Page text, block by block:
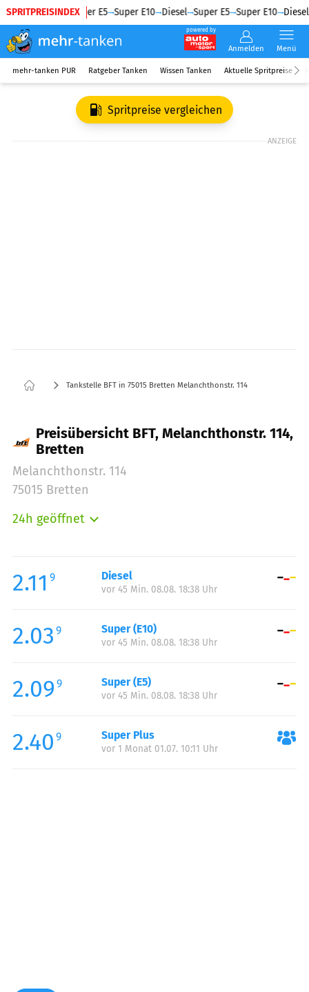
SPRITPREISINDEX
Diesel Super E5 Super E10 Diesel Super E5 Super E10 Diesel
powered by
Anmelden Menü
mehr-tanken PUR Ratgeber Tanken Wissen Tanken Aktuelle Spritpreise
Spritpreise vergleichen
ANZEIGE
Tankstelle BFT in 75015 Bretten Melanchthonstr. 114
Preisübersicht BFT, Melanchthonstr. 114,
Bretten
Melanchthonstr. 114
75015 Bretten
24h geöffnet
Mittwoch:
00:00-24:00
Donnerstag:
Samstag:
00:00-24:00
Sonntag:
2.11 9 Diesel
vor 45 Min. 08.08. 18:38 Uhr
2.03 9 Super (E10)
vor 45 Min. 08.08. 18:38 Uhr
2.09 9 Super (E5)
vor 45 Min. 08.08. 18:38 Uhr
2.40 9 Super Plus
vor 1 Monat 01.07. 10:11 Uhr